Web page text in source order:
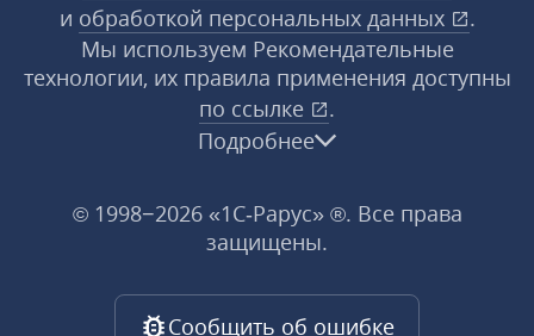
и обработкой персональных данных
.
Мы используем Рекомендательные
технологии, их правила применения доступны
по ссылке
.
Подробнее
© 1998−2026 «1С‑Рарус» ®. Все права
защищены.
Сообщить об ошибке